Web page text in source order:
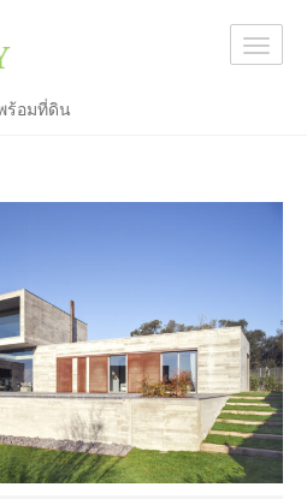
ร้อมที่ดิน